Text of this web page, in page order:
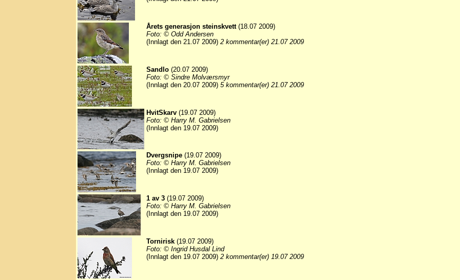
Årets generasjon steinskvett(18.07 2009)
Foto: © Odd Andersen
(Innlagt den 21.07 2009) 2 kommentar(er) 21.07 2009
Sandlo (20.07 2009)
Foto: © Sindre Molværsmyr
(Innlagt den 20.07 2009) 5 kommentar(er) 21.07 2009
HvitSkarv (19.07 2009)
Foto: © Harry M. Gabrielsen
(Innlagt den 19.07 2009)
Dvergsnipe (19.07 2009)
Foto: © Harry M. Gabrielsen
(Innlagt den 19.07 2009)
1 av 3 (19.07 2009)
Foto: © Harry M. Gabrielsen
(Innlagt den 19.07 2009)
Tornirisk (19.07 2009)
Foto: © Ingrid Husdal Lind
(Innlagt den 19.07 2009) 2 kommentar(er) 19.07 2009